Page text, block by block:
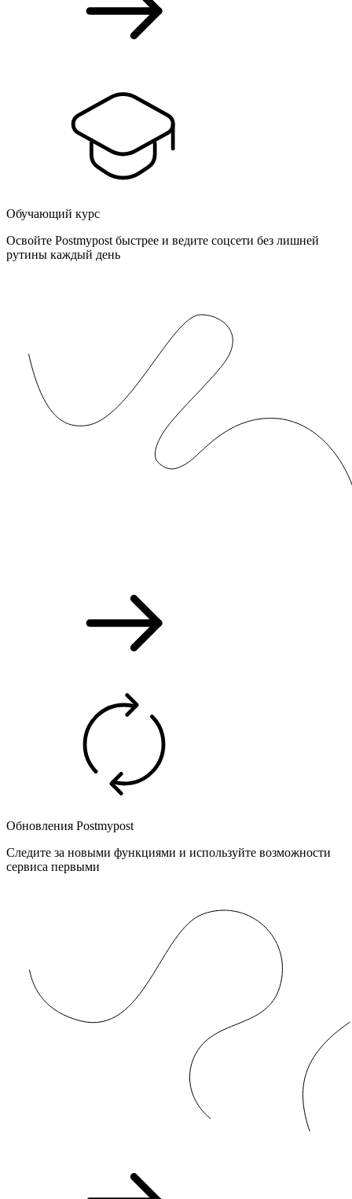
Обучающий курс
Освойте Postmypost быстрее и ведите соцсети без лишней
рутины каждый день
Обновления Postmypost
Следите за новыми функциями и используйте возможности
сервиса первыми